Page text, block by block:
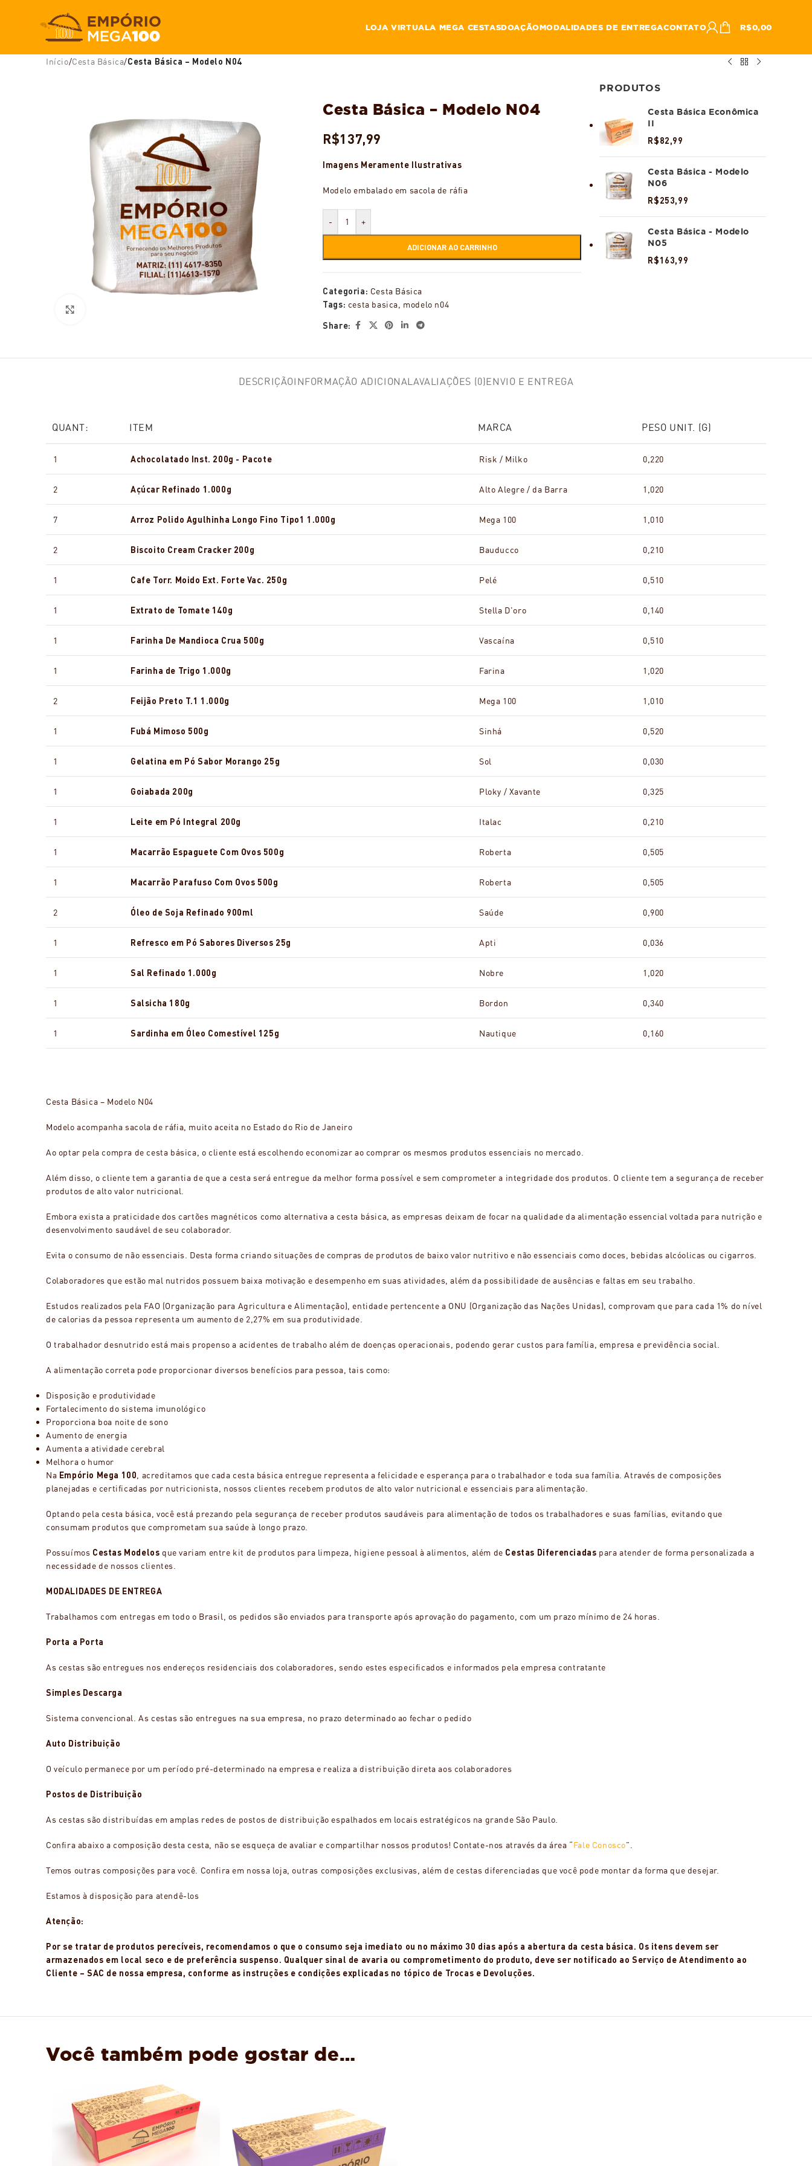
Skip to navigation
Skip to main content
LOJA VIRTUALA MEGA CESTASDOAÇÃOMODALIDADES DE ENTREGACONTATO R$0,00
Início/Cesta Básica/Cesta Básica – Modelo N04
Cesta Básica – Modelo N04
R$137,99
Imagens Meramente Ilustrativas
Modelo embalado em sacola de ráfia
- +
ADICIONAR AO CARRINHO
Categoria: Cesta Básica
Tags: cesta basica, modelo n04
Share:
PRODUTOS
Cesta Básica Econômica
II
R$82,99
Cesta Básica - Modelo
N06
R$253,99
Cesta Básica - Modelo
N05
R$163,99
DESCRIÇÃOINFORMAÇÃO ADICIONALAVALIAÇÕES (0)ENVIO E ENTREGA
QUANT: ITEM MARCA PESO UNIT. (G)
1 Achocolatado Inst. 200g - Pacote Risk / Milko 0,220
2 Açúcar Refinado 1.000g Alto Alegre / da Barra 1,020
7 Arroz Polido Agulhinha Longo Fino Tipo1 1.000g Mega 100 1,010
2 Biscoito Cream Cracker 200g Bauducco 0,210
1 Cafe Torr. Moido Ext. Forte Vac. 250g Pelé 0,510
1 Extrato de Tomate 140g Stella D'oro 0,140
1 Farinha De Mandioca Crua 500g Vascaína 0,510
1 Farinha de Trigo 1.000g Farina 1,020
2 Feijão Preto T.1 1.000g Mega 100 1,010
1 Fubá Mimoso 500g Sinhá 0,520
1 Gelatina em Pó Sabor Morango 25g Sol 0,030
1 Goiabada 200g Ploky / Xavante 0,325
1 Leite em Pó Integral 200g Italac 0,210
1 Macarrão Espaguete Com Ovos 500g Roberta 0,505
1 Macarrão Parafuso Com Ovos 500g Roberta 0,505
2 Óleo de Soja Refinado 900ml Saúde 0,900
1 Refresco em Pó Sabores Diversos 25g Apti 0,036
1 Sal Refinado 1.000g Nobre 1,020
1 Salsicha 180g Bordon 0,340
1 Sardinha em Óleo Comestível 125g Nautique 0,160
Cesta Básica – Modelo N04
Modelo acompanha sacola de ráfia, muito aceita no Estado do Rio de Janeiro
Ao optar pela compra de cesta básica, o cliente está escolhendo economizar ao comprar os mesmos produtos essenciais no mercado.
Além disso, o cliente tem a garantia de que a cesta será entregue da melhor forma possível e sem comprometer a integridade dos produtos. O cliente tem a segurança de receber
produtos de alto valor nutricional.
Embora exista a praticidade dos cartões magnéticos como alternativa a cesta básica, as empresas deixam de focar na qualidade da alimentação essencial voltada para nutrição e
desenvolvimento saudável de seu colaborador.
Evita o consumo de não essenciais. Desta forma criando situações de compras de produtos de baixo valor nutritivo e não essenciais como doces, bebidas alcóolicas ou cigarros.
Colaboradores que estão mal nutridos possuem baixa motivação e desempenho em suas atividades, além da possibilidade de ausências e faltas em seu trabalho.
Estudos realizados pela FAO (Organização para Agricultura e Alimentação), entidade pertencente a ONU (Organização das Nações Unidas), comprovam que para cada 1% do nível
de calorias da pessoa representa um aumento de 2,27% em sua produtividade.
O trabalhador desnutrido está mais propenso a acidentes de trabalho além de doenças operacionais, podendo gerar custos para família, empresa e previdência social.
A alimentação correta pode proporcionar diversos benefícios para pessoa, tais como:
Disposição e produtividade
Fortalecimento do sistema imunológico
Proporciona boa noite de sono
Aumento de energia
Aumenta a atividade cerebral
Melhora o humor
Na Empório Mega 100, acreditamos que cada cesta básica entregue representa a felicidade e esperança para o trabalhador e toda sua família. Através de composições
planejadas e certificadas por nutricionista, nossos clientes recebem produtos de alto valor nutricional e essenciais para alimentação.
Optando pela cesta básica, você está prezando pela segurança de receber produtos saudáveis para alimentação de todos os trabalhadores e suas famílias, evitando que
consumam produtos que comprometam sua saúde à longo prazo.
Possuímos Cestas Modelos que variam entre kit de produtos para limpeza, higiene pessoal à alimentos, além de Cestas Diferenciadas para atender de forma personalizada a
necessidade de nossos clientes.
MODALIDADES DE ENTREGA
Trabalhamos com entregas em todo o Brasil, os pedidos são enviados para transporte após aprovação do pagamento, com um prazo mínimo de 24 horas.
Porta a Porta
As cestas são entregues nos endereços residenciais dos colaboradores, sendo estes especificados e informados pela empresa contratante
Simples Descarga
Sistema convencional. As cestas são entregues na sua empresa, no prazo determinado ao fechar o pedido
Auto Distribuição
O veículo permanece por um período pré-determinado na empresa e realiza a distribuição direta aos colaboradores
Postos de Distribuição
As cestas são distribuídas em amplas redes de postos de distribuição espalhados em locais estratégicos na grande São Paulo.
Confira abaixo a composição desta cesta, não se esqueça de avaliar e compartilhar nossos produtos! Contate-nos através da área “Fale Conosco”.
Temos outras composições para você. Confira em nossa loja, outras composições exclusivas, além de cestas diferenciadas que você pode montar da forma que desejar.
Estamos à disposição para atendê-los
Atenção:
Por se tratar de produtos perecíveis, recomendamos o que o consumo seja imediato ou no máximo 30 dias após a abertura da cesta básica. Os itens devem ser
armazenados em local seco e de preferência suspenso. Qualquer sinal de avaria ou comprometimento do produto, deve ser notificado ao Serviço de Atendimento ao
Cliente – SAC de nossa empresa, conforme as instruções e condições explicadas no tópico de Trocas e Devoluções.
Você também pode gostar de…